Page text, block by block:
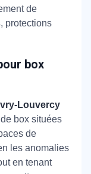
de
protections
box
Louvercy
box situées
de
les anomalies
en tenant